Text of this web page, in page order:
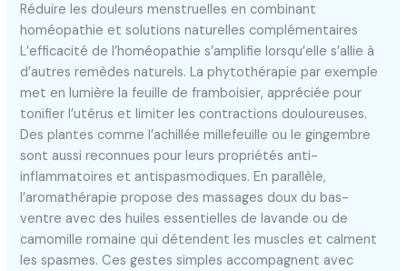
Réduire les douleurs menstruelles en combinant
homéopathie et solutions naturelles complémentaires
L’efficacité de l’homéopathie s’amplifie lorsqu’elle s’allie à
d’autres remèdes naturels. La phytothérapie par exemple
met en lumière la feuille de framboisier, appréciée pour
tonifier l’utérus et limiter les contractions douloureuses.
Des plantes comme l’achillée millefeuille ou le gingembre
sont aussi reconnues pour leurs propriétés anti-
inflammatoires et antispasmodiques. En parallèle,
l’aromathérapie propose des massages doux du bas-
ventre avec des huiles essentielles de lavande ou de
camomille romaine qui détendent les muscles et calment
les spasmes. Ces gestes simples accompagnent avec